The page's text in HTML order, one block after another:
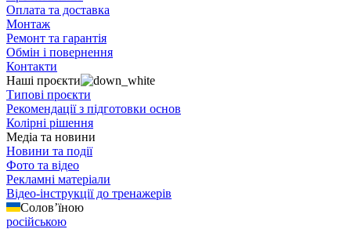
Оплата та доставка
Монтаж
Ремонт та гарантія
Обмін і повернення
Контакти
Наші проєкти
Типові проєкти
Рекомендації з підготовки основ
Колірні рішення
Медіа та новини
Новини та події
Фото та відео
Рекламні матеріали
Відео-інструкції до тренажерів
Солов’їною
російською